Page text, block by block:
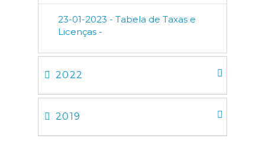
23-01-2023 - Tabela de Taxas e
Licenças -
2022
2019